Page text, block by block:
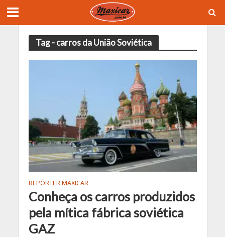
Tag - carros da União Soviética
REPÓRTER MAXICAR
Conheça os carros produzidos
pela mítica fábrica soviética
GAZ